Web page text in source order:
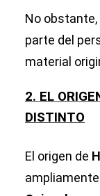
No
parte del
material
2. EL
DISTINTO
El origen de